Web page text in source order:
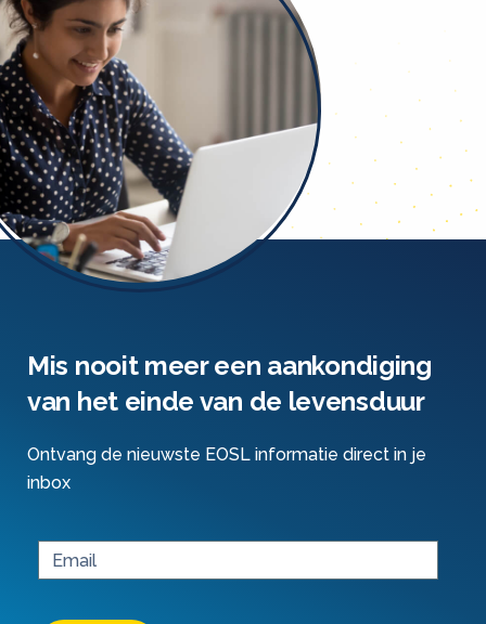
Mis nooit meer een aankondiging
van het einde van de levensduur
Ontvang de nieuwste EOSL informatie direct in je
inbox